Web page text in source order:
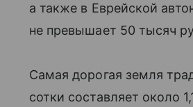
а также в Еврейской
не превышает 50 тысяч
Самая дорогая земля
сотки составляет около